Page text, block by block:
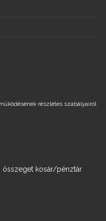
részletes szabályairól
összeget kosár/pénztár